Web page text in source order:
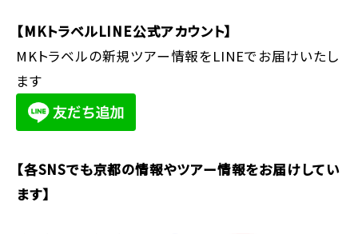
【MKトラベルLINE公式アカウント】
MKトラベルの新規ツアー情報をLINEでお届けいたし
ます
【各SNSでも京都の情報やツアー情報をお届けしてい
ます】